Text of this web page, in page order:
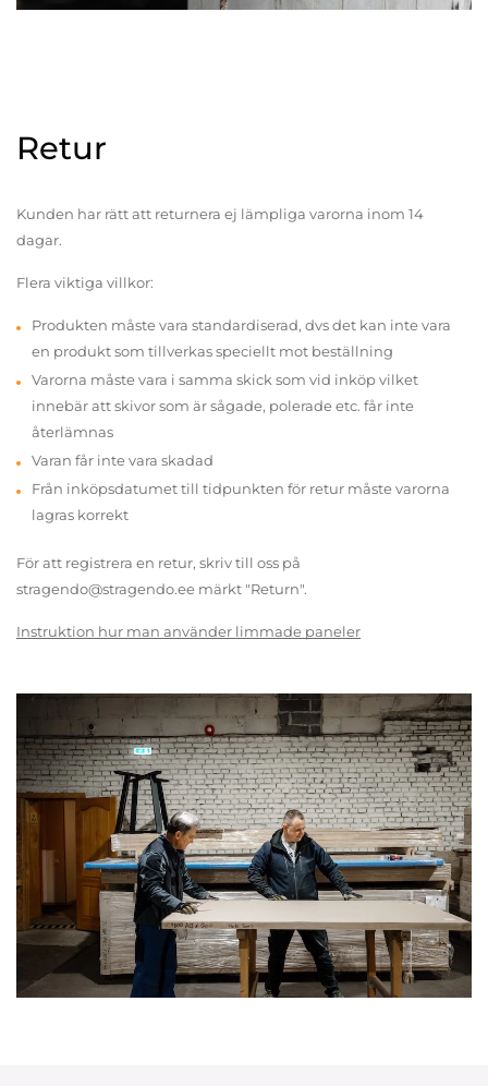
Retur
Kunden har rätt att returnera ej lämpliga varorna inom 14
dagar.
Flera viktiga villkor:
Produkten måste vara standardiserad, dvs det kan inte vara
en produkt som tillverkas speciellt mot beställning
Varorna måste vara i samma skick som vid inköp vilket
innebär att skivor som är sågade, polerade etc. får inte
återlämnas
Varan får inte vara skadad
Från inköpsdatumet till tidpunkten för retur måste varorna
lagras korrekt
För att registrera en retur, skriv till oss på
stragendo@stragendo.ee märkt "Return".
Instruktion hur man använder limmade paneler